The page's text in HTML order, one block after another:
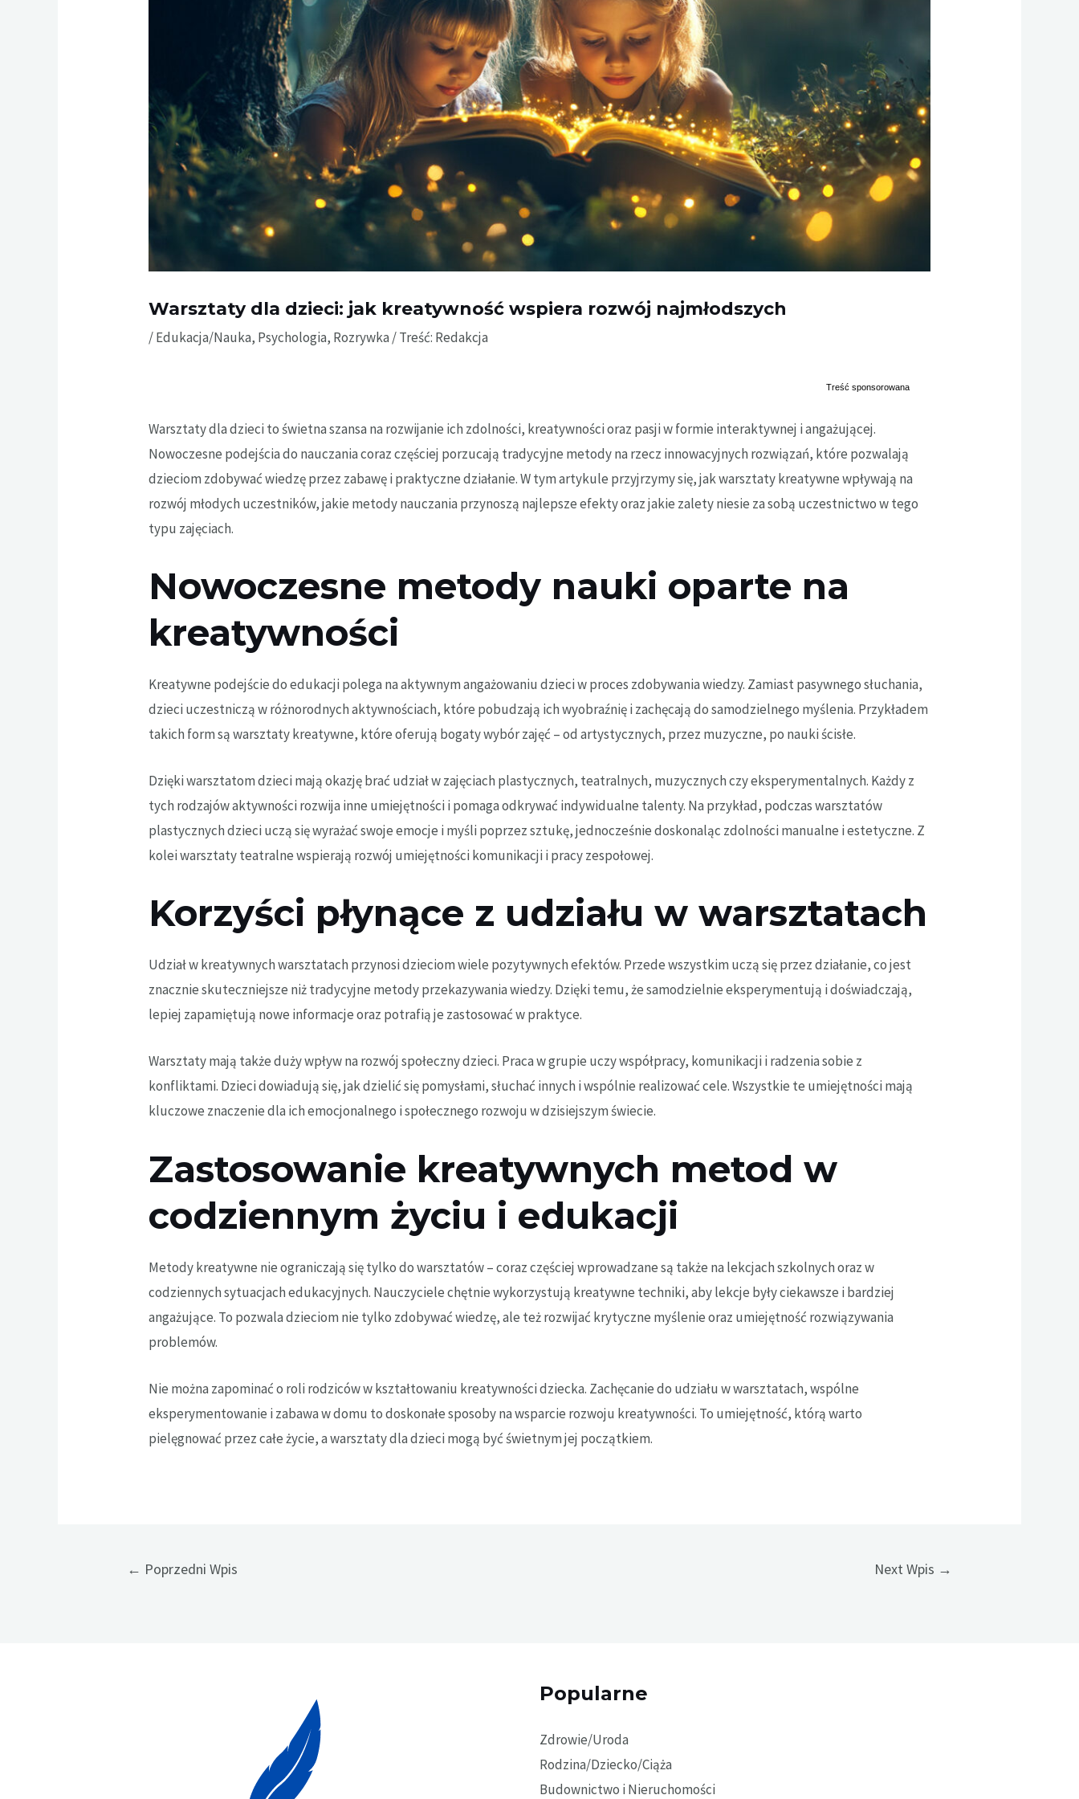
Warsztaty dla dzieci: jak kreatywność wspiera rozwój najmłodszych
/Edukacja/Nauka, Psychologia, Rozrywka / Treść: Redakcja
Warsztaty dla dzieci to świetna szansa na rozwijanie ich zdolności, kreatywności oraz pasji w formie interaktywnej i angażującej.
Nowoczesne podejścia do nauczania coraz częściej porzucają tradycyjne metody na rzecz innowacyjnych rozwiązań, które pozwalają
dzieciom zdobywać wiedzę przez zabawę i praktyczne działanie. W tym artykule przyjrzymy się, jak warsztaty kreatywne wpływają na
rozwój młodych uczestników, jakie metody nauczania przynoszą najlepsze efekty oraz jakie zalety niesie za sobą uczestnictwo w tego
typu zajęciach.
Nowoczesne metody nauki oparte na
kreatywności
Kreatywne podejście do edukacji polega na aktywnym angażowaniu dzieci w proces zdobywania wiedzy. Zamiast pasywnego słuchania,
dzieci uczestniczą w różnorodnych aktywnościach, które pobudzają ich wyobraźnię i zachęcają do samodzielnego myślenia. Przykładem
takich form sąwarsztaty kreatywne, które oferują bogaty wybór zajęć – od artystycznych, przez muzyczne, po nauki ścisłe.
Dzięki warsztatom dzieci mają okazję brać udział w zajęciach plastycznych, teatralnych, muzycznych czy eksperymentalnych. Każdy z
tych rodzajów aktywności rozwija inne umiejętności i pomaga odkrywać indywidualne talenty. Na przykład, podczas warsztatów
plastycznych dzieci uczą się wyrażać swoje emocje i myśli poprzez sztukę, jednocześnie doskonaląc zdolności manualne i estetyczne. Z
kolei warsztaty teatralne wspierają rozwój umiejętności komunikacji i pracy zespołowej.
Korzyści płynące z udziału w warsztatach
Udział w kreatywnych warsztatach przynosi dzieciom wiele pozytywnych efektów. Przede wszystkim uczą się przez działanie, co jest
znacznie skuteczniejsze niż tradycyjne metody przekazywania wiedzy. Dzięki temu, że samodzielnie eksperymentują i doświadczają,
lepiej zapamiętują nowe informacje oraz potrafią je zastosować w praktyce.
Warsztaty mają także duży wpływ na rozwój społeczny dzieci. Praca w grupie uczy współpracy, komunikacji i radzenia sobie z
konfliktami. Dzieci dowiadują się, jak dzielić się pomysłami, słuchać innych i wspólnie realizować cele. Wszystkie te umiejętności mają
kluczowe znaczenie dla ich emocjonalnego i społecznego rozwoju w dzisiejszym świecie.
Zastosowanie kreatywnych metod w
codziennym życiu i edukacji
Metody kreatywne nie ograniczają się tylko do warsztatów – coraz częściej wprowadzane są także na lekcjach szkolnych oraz w
codziennych sytuacjach edukacyjnych. Nauczyciele chętnie wykorzystują kreatywne techniki, aby lekcje były ciekawsze i bardziej
angażujące. To pozwala dzieciom nie tylko zdobywać wiedzę, ale też rozwijać krytyczne myślenie oraz umiejętność rozwiązywania
problemów.
Nie można zapominać o roli rodziców w kształtowaniu kreatywności dziecka. Zachęcanie do udziału w warsztatach, wspólne
eksperymentowanie i zabawa w domu to doskonałe sposoby na wsparcie rozwoju kreatywności. To umiejętność, którą warto
pielęgnować przez całe życie, a warsztaty dla dzieci mogą być świetnym jej początkiem.
Nawigacja
← Poprzedni Wpis Next Wpis →
Popularne
Zdrowie/Uroda
Rodzina/Dziecko/Ciąża
Budownictwo i Nieruchomości